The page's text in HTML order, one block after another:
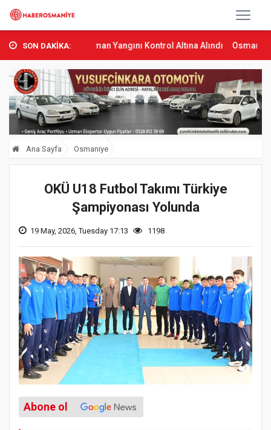
SON DAKİKA:
Orman Yangını Kontrol Altına Alındı Osmaniye’de Tren
Ana Sayfa Osmaniye
OKÜ U18 Futbol Takımı Türkiye
Şampiyonası Yolunda
19 May, 2026, Tuesday 17:13 1198
Abone ol